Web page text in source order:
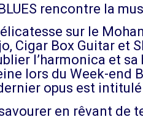
rencontre la
sur le
Cigar Box Guitar et
l’harmonica et sa
lors du Week-end
opus est intitulé
en rêvant de